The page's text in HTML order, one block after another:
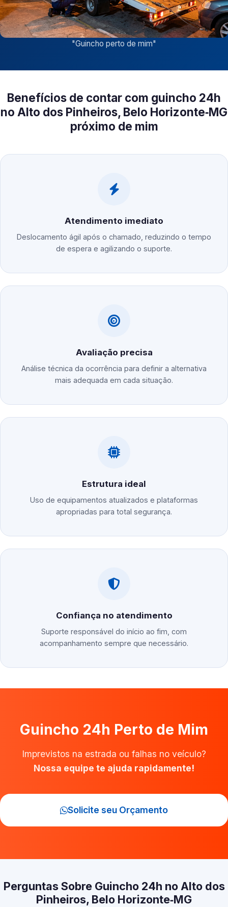
"Guincho perto de mim"
Benefícios de contar com guincho 24h
no Alto dos Pinheiros, Belo Horizonte‑MG
próximo de mim
Atendimento imediato
Deslocamento ágil após o chamado, reduzindo o tempo
de espera e agilizando o suporte.
Avaliação precisa
Análise técnica da ocorrência para definir a alternativa
mais adequada em cada situação.
Estrutura ideal
Uso de equipamentos atualizados e plataformas
apropriadas para total segurança.
Confiança no atendimento
Suporte responsável do início ao fim, com
acompanhamento sempre que necessário.
Guincho 24h Perto de Mim
Imprevistos na estrada ou falhas no veículo?
Nossa equipe te ajuda rapidamente!
Solicite seu Orçamento
Perguntas Sobre Guincho 24h no Alto dos
Pinheiros, Belo Horizonte‑MG